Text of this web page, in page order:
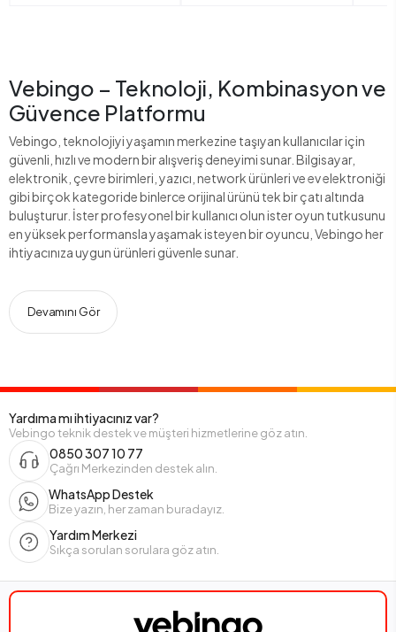
Vebingo – Teknoloji, Kombinasyon ve
Güvence Platformu
Vebingo, teknolojiyi yaşamın merkezine taşıyan kullanıcılar için
güvenli, hızlı ve modern bir alışveriş deneyimi sunar. Bilgisayar,
elektronik, çevre birimleri, yazıcı, network ürünleri ve ev elektroniği
gibi birçok kategoride binlerce orijinal ürünü tek bir çatı altında
buluşturur. İster profesyonel bir kullanıcı olun ister oyun tutkusunu
en yüksek performansla yaşamak isteyen bir oyuncu, Vebingo her
ihtiyacınıza uygun ürünleri güvenle sunar.
Devamını Gör
Yardıma mı ihtiyacınız var?
Vebingo teknik destek ve müşteri hizmetlerine göz atın.
0850 307 10 77
Çağrı Merkezinden destek alın.
WhatsApp Destek
Bize yazın, her zaman buradayız.
Yardım Merkezi
Sıkça sorulan sorulara göz atın.